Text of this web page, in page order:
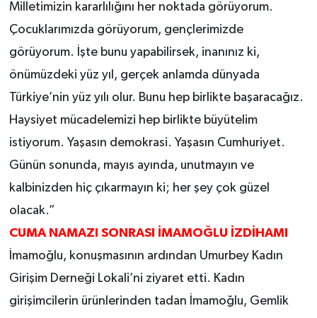
Milletimizin kararlılığını her noktada görüyorum.
Çocuklarımızda görüyorum, gençlerimizde
görüyorum. İşte bunu yapabilirsek, inanınız ki,
önümüzdeki yüz yıl, gerçek anlamda dünyada
Türkiye’nin yüz yılı olur. Bunu hep birlikte başaracağız.
Haysiyet mücadelemizi hep birlikte büyütelim
istiyorum. Yaşasın demokrasi. Yaşasın Cumhuriyet.
Günün sonunda, mayıs ayında, unutmayın ve
kalbinizden hiç çıkarmayın ki; her şey çok güzel
olacak.”
CUMA NAMAZI SONRASI İMAMOĞLU İZDİHAMI
İmamoğlu, konuşmasının ardından Umurbey Kadın
Girişim Derneği Lokali’ni ziyaret etti. Kadın
girişimcilerin ürünlerinden tadan İmamoğlu, Gemlik